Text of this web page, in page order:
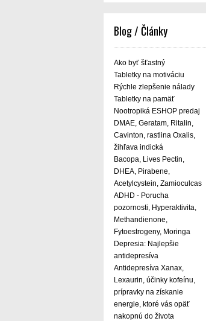
Blog / Články
Ako byť šťastný
Tabletky na motiváciu
Rýchle zlepšenie nálady
Tabletky na pamäť
Nootropiká ESHOP predaj
DMAE, Geratam, Ritalin,
Cavinton, rastlina Oxalis,
žihľava indická
Bacopa, Lives Pectin,
DHEA, Pirabene,
Acetylcystein, Zamioculcas
ADHD - Porucha
pozornosti, Hyperaktivita,
Methandienone,
Fytoestrogeny, Moringa
Depresia: Najlepšie
antidepresíva
Antidepresíva Xanax,
Lexaurin, účinky kofeínu,
prípravky na získanie
energie, ktoré vás opäť
nakopnú do života